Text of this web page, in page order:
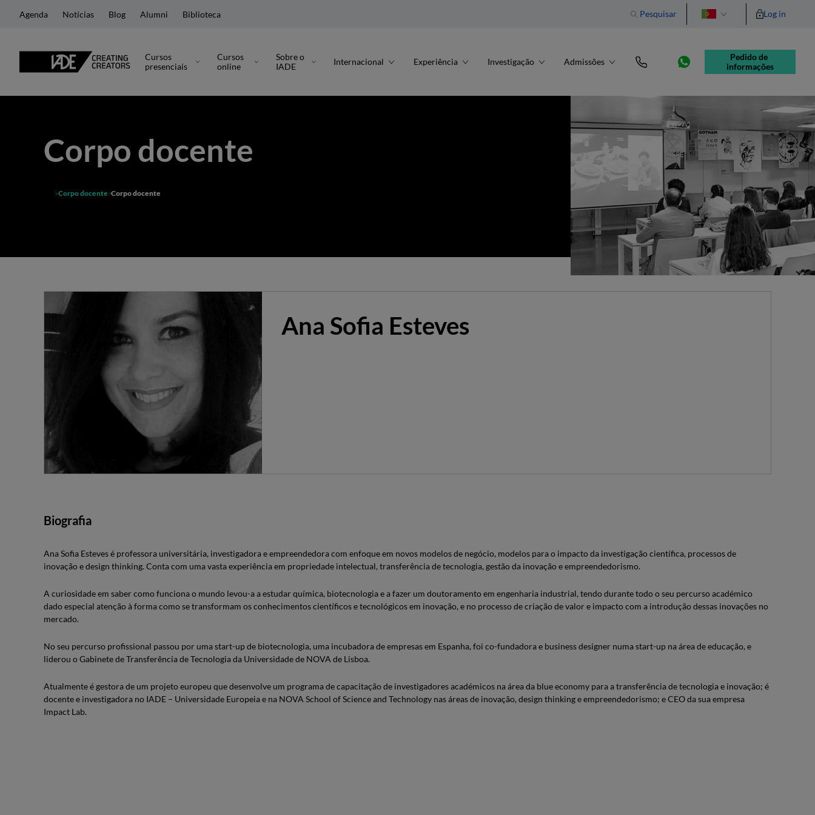
Agenda Notícias Blog Alumni Biblioteca
Pesquisar
English
Log in
Cursos
presenciais
Cursos
online
Sobre o
IADE
Internacional Experiência Investigação Admissões
Pedido de
informações
Corpo docente
Corpo docente Corpo docente
Ana Sofia Esteves
Biografia
Ana Sofia Esteves é professora universitária, investigadora e empreendedora com enfoque em novos modelos de negócio, modelos para o impacto da investigação científica, processos de
inovação e design thinking. Conta com uma vasta experiência em propriedade intelectual, transferência de tecnologia, gestão da inovação e empreendedorismo.
A curiosidade em saber como funciona o mundo levou-a a estudar química, biotecnologia e a fazer um doutoramento em engenharia industrial, tendo durante todo o seu percurso académico
dado especial atenção à forma como se transformam os conhecimentos científicos e tecnológicos em inovação, e no processo de criação de valor e impacto com a introdução dessas inovações no
mercado.
No seu percurso profissional passou por uma start-up de biotecnologia, uma incubadora de empresas em Espanha, foi co-fundadora e business designer numa start-up na área de educação, e
liderou o Gabinete de Transferência de Tecnologia da Universidade de NOVA de Lisboa.
Atualmente é gestora de um projeto europeu que desenvolve um programa de capacitação de investigadores académicos na área da blue economy para a transferência de tecnologia e inovação; é
docente e investigadora no IADE – Universidade Europeia e na NOVA School of Science and Technology nas áreas de inovação, design thinking e empreendedorismo; e CEO da sua empresa
Impact Lab.